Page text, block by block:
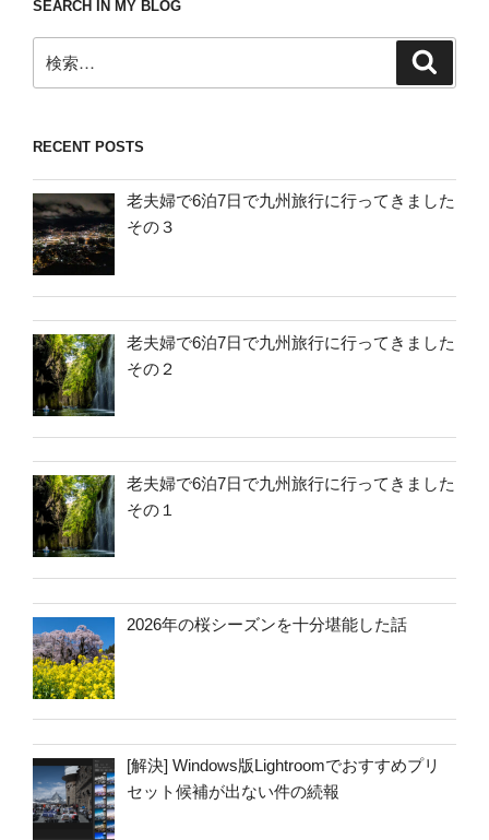
SEARCH IN MY BLOG
索:
RECENT POSTS
老夫婦で6泊7日で九州旅行に行ってきました
その３
老夫婦で6泊7日で九州旅行に行ってきました
その２
老夫婦で6泊7日で九州旅行に行ってきました
その１
2026年の桜シーズンを十分堪能した話
[解決] Windows版Lightroomでおすすめプリ
セット候補が出ない件の続報